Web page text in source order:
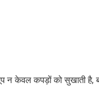
केवल कपड़ों को सुखाती है,